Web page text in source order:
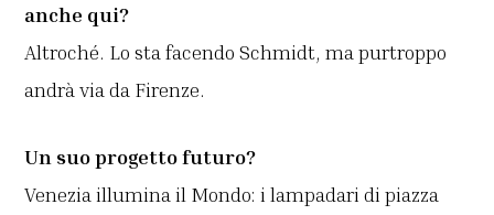
anche qui?
Altroché. Lo sta facendo Schmidt, ma purtroppo
andrà via da Firenze.
Un suo progetto futuro?
Venezia illumina il Mondo: i lampadari di piazza